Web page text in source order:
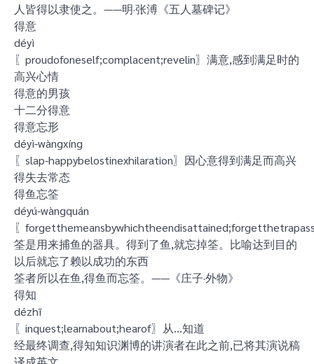
人皆得以隶使之。——明·张溥《五人墓碑记》
得意
déyì
〖proudofoneself;complacent;revelin〗满意,感到满足时的
高兴心情
得意的男孩
十二分得意
得意忘形
déyì-wàngxíng
〖slap-happybelostinexhilaration〗因心意得到满足而高兴
得失去常态
得鱼忘筌
déyú-wàngquán
〖
筌是用来捕鱼的器具。得到了鱼,就忘掉筌。比喻达到目的
以后就忘了赖以成功的东西
筌者所以在鱼,得鱼而忘筌。——《庄子·外物》
得知
dézhī
〖inquest;learnabout;hearof〗从…知道
经最终调查,得知知识渊博的讲演者在此之前,已将其演说稿